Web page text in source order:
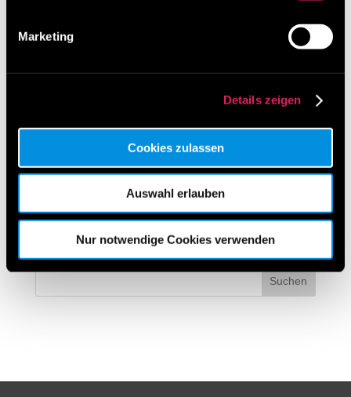
Marketing
Details zeigen
Cookies zulassen
Auswahl erlauben
Nur notwendige Cookies verwenden
Digitalisierung von Lean-Methoden ist möglich!
Was macht Results in Control so besonders?